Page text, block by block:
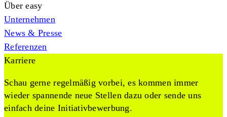
Über easy
Unternehmen
News & Presse
Referenzen
Karriere
Schau gerne regelmäßig vorbei, es kommen immer
wieder spannende neue Stellen dazu oder sende uns
einfach deine Initiativbewerbung.